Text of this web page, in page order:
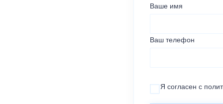
Ваше имя
Ваш телефон
Я согласен с